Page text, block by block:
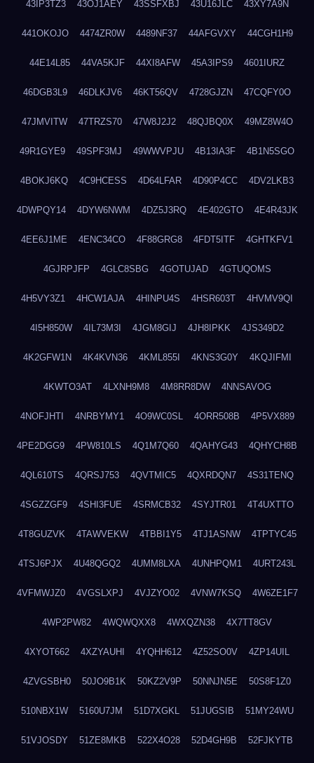
43IP3TZ3 43OJ1AEY 43SSFXBJ 43U16JLC 43XY7A9N
441OKOJO 4474ZR0W 4489NF37 44AFGVXY 44CGH1H9
44E14L85 44VA5KJF 44XI8AFW 45A3IPS9 4601IURZ
46DGB3L9 46DLKJV6 46KT56QV 4728GJZN 47CQFY0O
47JMVITW 47TRZS70 47W8J2J2 48QJBQ0X 49MZ8W4O
49R1GYE9 49SPF3MJ 49WWVPJU 4B13IA3F 4B1N5SGO
4BOKJ6KQ 4C9HCESS 4D64LFAR 4D90P4CC 4DV2LKB3
4DWPQY14 4DYW6NWM 4DZ5J3RQ 4E402GTO 4E4R43JK
4EE6J1ME 4ENC34CO 4F88GRG8 4FDT5ITF 4GHTKFV1
4GJRPJFP 4GLC8SBG 4GOTUJAD 4GTUQOMS
4H5VY3Z1 4HCW1AJA 4HINPU4S 4HSR603T 4HVMV9QI
4I5H850W 4IL73M3I 4JGM8GIJ 4JH8IPKK 4JS349D2
4K2GFW1N 4K4KVN36 4KML855I 4KNS3G0Y 4KQJIFMI
4KWTO3AT 4LXNH9M8 4M8RR8DW 4NNSAVOG
4NOFJHTI 4NRBYMY1 4O9WC0SL 4ORR508B 4P5VX889
4PE2DGG9 4PW810LS 4Q1M7Q60 4QAHYG43 4QHYCH8B
4QL610TS 4QRSJ753 4QVTMIC5 4QXRDQN7 4S31TENQ
4SGZZGF9 4SHI3FUE 4SRMCB32 4SYJTR01 4T4UXTTO
4T8GUZVK 4TAWVEKW 4TBBI1Y5 4TJ1ASNW 4TPTYC45
4TSJ6PJX 4U48QGQ2 4UMM8LXA 4UNHPQM1 4URT243L
4VFMWJZ0 4VGSLXPJ 4VJZYO02 4VNW7KSQ 4W6ZE1F7
4WP2PW82 4WQWQXX8 4WXQZN38 4X7TT8GV
4XYOT662 4XZYAUHI 4YQHH612 4Z52SO0V 4ZP14UIL
4ZVGSBH0 50JO9B1K 50KZ2V9P 50NNJN5E 50S8F1Z0
510NBX1W 5160U7JM 51D7XGKL 51JUGSIB 51MY24WU
51VJOSDY 51ZE8MKB 522X4O28 52D4GH9B 52FJKYTB